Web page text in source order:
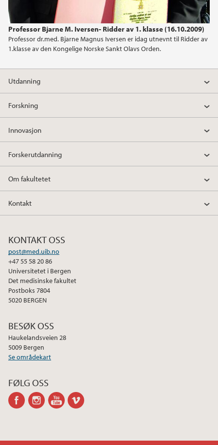
Professor Bjarne M. Iversen- Ridder av 1. klasse (16.10.2009)
Professor dr.med. Bjarne Magnus Iversen er idag utnevnt til Ridder av
1.klasse av den Kongelige Norske Sankt Olavs Orden.
2024
2023
2022
2021
2020
2019
2018
2017
2016
Utdanning
Forskning
Innovasjon
Forskerutdanning
Om fakultetet
Kontakt
KONTAKT OSS
post@med.uib.no
+47 55 58 20 86
Universitetet i Bergen
Det medisinske fakultet
Postboks 7804
5020 BERGEN
BESØK OSS
Haukelandsveien 28
5009 Bergen
Se områdekart
FØLG OSS
facebookinstagramyoutube